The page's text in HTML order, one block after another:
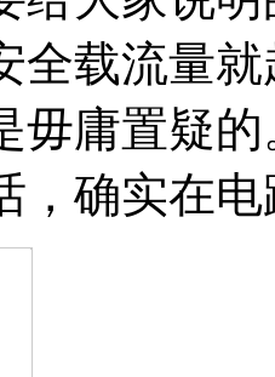
全载流量
毋庸置疑
，确实在